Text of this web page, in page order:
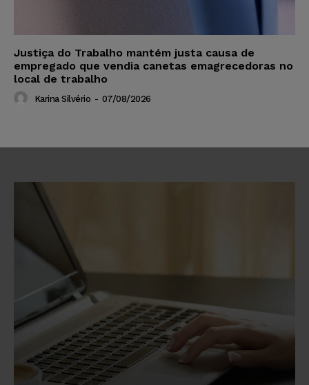
Justiça do Trabalho mantém justa causa de
empregado que vendia canetas emagrecedoras no
local de trabalho
Karina Silvério - 07/08/2026